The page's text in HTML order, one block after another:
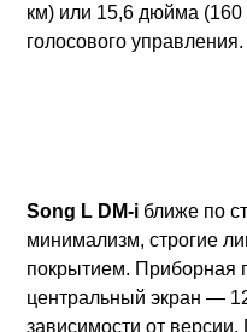
км) или 15,6 дюйма (160
голосового управления.
Song L DM-i ближе по
минимализм, строгие
покрытием. Приборная
центральный экран —
зависимости от